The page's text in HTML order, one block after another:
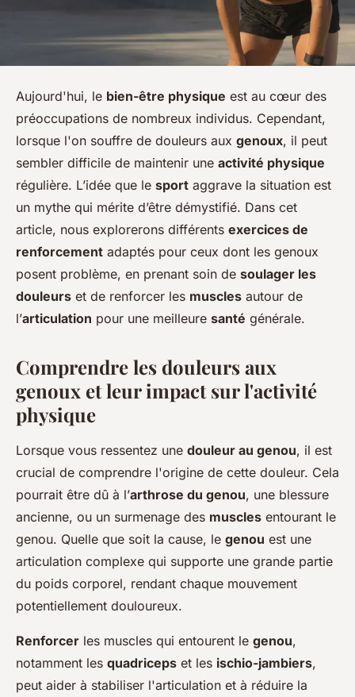
Aujourd'hui, le bien-être physique est au cœur des
préoccupations de nombreux individus. Cependant,
lorsque l'on souffre de douleurs aux genoux, il peut
sembler difficile de maintenir une activité physique
régulière. L’idée que le sport aggrave la situation est
un mythe qui mérite d’être démystifié. Dans cet
article, nous explorerons différents exercices de
renforcement adaptés pour ceux dont les genoux
posent problème, en prenant soin de soulager les
douleurs et de renforcer les muscles autour de
l’articulation pour une meilleure santé générale.
Comprendre les douleurs aux
genoux et leur impact sur l'activité
physique
Lorsque vous ressentez une douleur au genou, il est
crucial de comprendre l'origine de cette douleur. Cela
pourrait être dû à l’arthrose du genou, une blessure
ancienne, ou un surmenage des muscles entourant le
genou. Quelle que soit la cause, le genou est une
articulation complexe qui supporte une grande partie
du poids corporel, rendant chaque mouvement
potentiellement douloureux.
Renforcer les muscles qui entourent le genou,
notamment les quadriceps et les ischio-jambiers,
peut aider à stabiliser l'articulation et à réduire la